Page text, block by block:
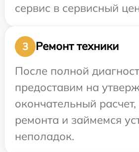
сервис в сервисный
3
Ремонт техники
После полной
предоставим на
окончательный
ремонта и займемся
неполадок.